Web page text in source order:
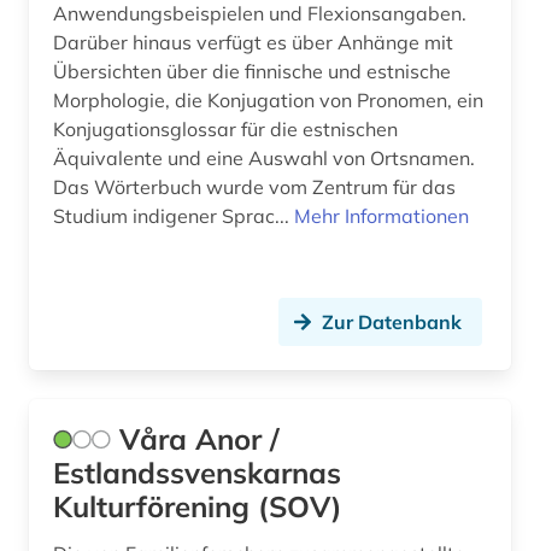
Anwendungsbeispielen und Flexionsangaben.
Darüber hinaus verfügt es über Anhänge mit
Übersichten über die finnische und estnische
Morphologie, die Konjugation von Pronomen, ein
Konjugationsglossar für die estnischen
Äquivalente und eine Auswahl von Ortsnamen.
Das Wörterbuch wurde vom Zentrum für das
Studium indigener Sprac... Mehr Informationen
Zur Datenbank
Våra Anor /
Estlandssvenskarnas
Kulturförening (SOV)